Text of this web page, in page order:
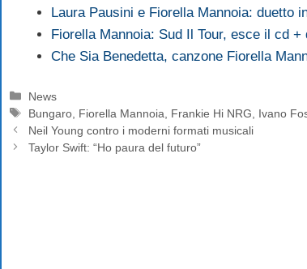
Laura Pausini e Fiorella Mannoia: duetto
Fiorella Mannoia: Sud Il Tour, esce il cd +
Che Sia Benedetta, canzone Fiorella
Categorie
News
Tag
Bungaro Fiorella Mannoia Frankie Hi NRG Ivano
Neil Young contro i moderni formati musicali
Taylor Swift: “Ho paura del futuro”